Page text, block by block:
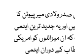
ولادی میر پیوٹن کا
اور یہ جدید ترین ایٹمی
ان میزائلوں کو امریکی
کے دوران ایٹمی